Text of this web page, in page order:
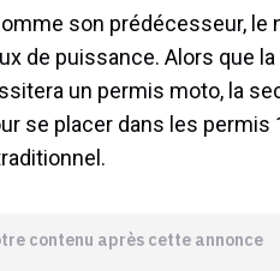
son prédécesseur, le
de puissance. Alors que
un permis moto, la
se placer dans les permis
contenu après cette annonce